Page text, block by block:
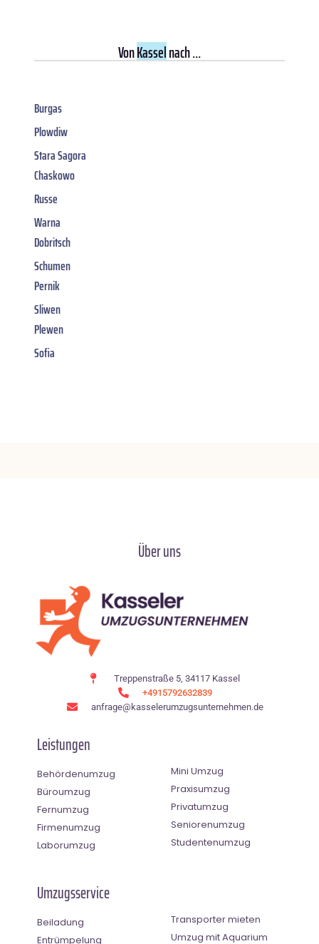
VonKasselnach ...
Burgas
Plowdiw
Stara Sagora
Chaskowo
Russe
Warna
Dobritsch
Schumen
Pernik
Sliwen
Plewen
Sofia
Über uns
Treppenstraße 5, 34117 Kassel
+4915792632839
anfrage@kasselerumzugsunternehmen.de
Leistungen
Behördenumzug
Büroumzug
Fernumzug
Firmenumzug
Laborumzug
Mini Umzug
Praxisumzug
Privatumzug
Seniorenumzug
Studentenumzug
Umzugsservice
Beiladung
Entrümpelung
Transporter mieten
Umzug mit Aquarium